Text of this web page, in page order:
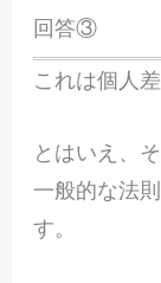
回答③
これは個人
とはいえ、
一般的な法
す。